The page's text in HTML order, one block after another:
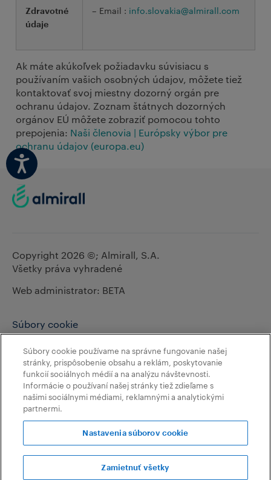
Zdravotné
údaje
– Email : info.slovakia@almirall.com
Ak máte akúkoľvek požiadavku súvisiacu s
používaním vašich osobných údajov, môžete tiež
kontaktovať svoj miestny dozorný orgán pre
ochranu údajov. Zoznam štátnych dozorných
orgánov EÚ môžete zobraziť pomocou tohto
prepojenia: Naši členovia | Európsky výbor pre
ochranu údajov (europa.eu)
Copyright 2026 ©; Almirall, S.A.
Všetky práva vyhradené
Web administrator: BETA
Súbory cookie
Ochrana osobných údajov
Podmienky používania
Politika prístupnosti
Zásady ochrany osobných údajov HCP
Zásady ochrany osobných údajov v oblasti
bezpečnosti liekov
Súbory cookie používame na správne fungovanie našej
stránky, prispôsobenie obsahu a reklám, poskytovanie
funkcií sociálnych médií a na analýzu návštevnosti.
Informácie o používaní našej stránky tiež zdieľame s
našimi sociálnymi médiami, reklamnými a analytickými
partnermi.
Nastavenia súborov cookie
Zamietnuť všetky